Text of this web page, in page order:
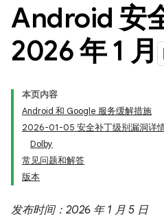
Android 安
2026 年 1 月
本页内容
Android 和 Google 服务缓解措施
2026-01-05 安全补丁级别漏洞详
Dolby
常见问题和解答
版本
发布时间：2026 年 1 月 5 日